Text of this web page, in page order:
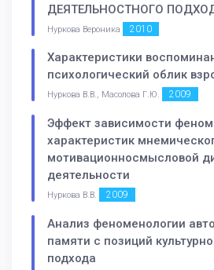
ДЕЯТЕЛЬНОСТНОГО
Нуркова Вероника 2010
Характеристики
психологический облик
Нуркова В.В., Масолова Г.Ю. 2009
Эффект зависимости
характеристик
мотивационносмысловой
деятельности
Нуркова В.В. 2009
Анализ феноменологии
памяти с позиций
подхода